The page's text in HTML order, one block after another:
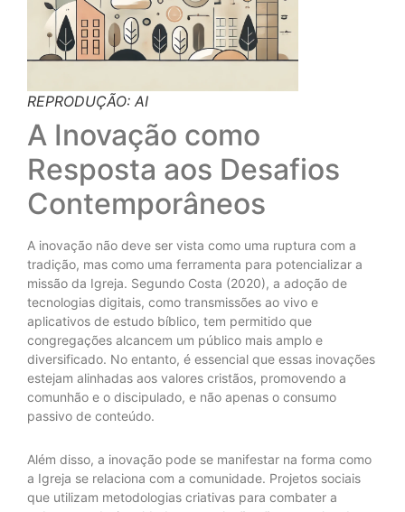
REPRODUÇÃO: AI
A Inovação como
Resposta aos Desafios
Contemporâneos
A inovação não deve ser vista como uma ruptura com a
tradição, mas como uma ferramenta para potencializar a
missão da Igreja. Segundo Costa (2020), a adoção de
tecnologias digitais, como transmissões ao vivo e
aplicativos de estudo bíblico, tem permitido que
congregações alcancem um público mais amplo e
diversificado. No entanto, é essencial que essas inovações
estejam alinhadas aos valores cristãos, promovendo a
comunhão e o discipulado, e não apenas o consumo
passivo de conteúdo.
Além disso, a inovação pode se manifestar na forma como
a Igreja se relaciona com a comunidade. Projetos sociais
que utilizam metodologias criativas para combater a